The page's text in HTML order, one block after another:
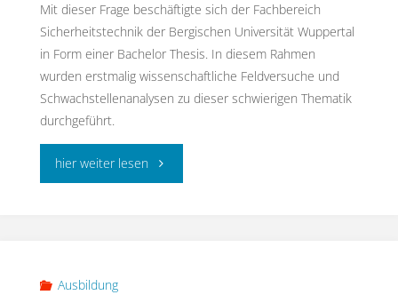
Mit dieser Frage beschäftigte sich der Fachbereich
Sicherheitstechnik der Bergischen Universität Wuppertal
in Form einer Bachelor Thesis. In diesem Rahmen
wurden erstmalig wissenschaftliche Feldversuche und
Schwachstellenanalysen zu dieser schwierigen Thematik
durchgeführt.
hier weiter lesen"Eintritt
Ausbildung